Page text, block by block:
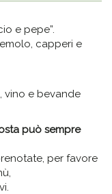
e pepe”.
capperi e
vino e bevande
può sempre
per favore